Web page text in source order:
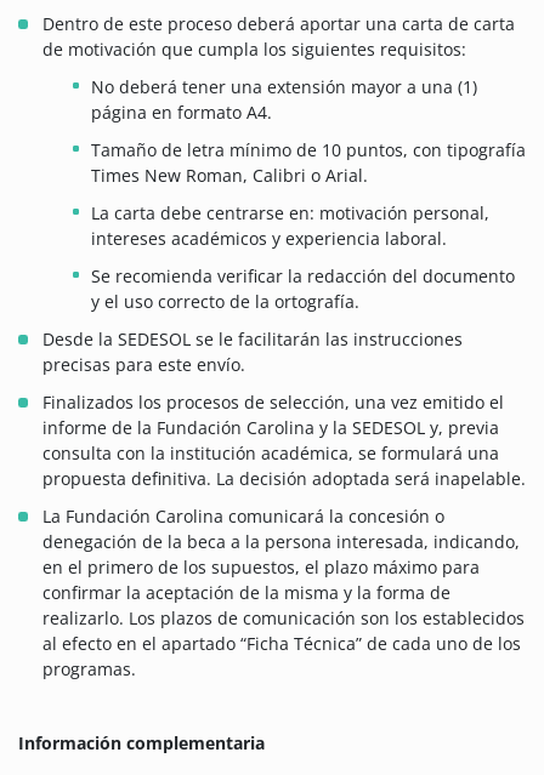
Dentro de este proceso deberá aportar una carta de carta
de motivación que cumpla los siguientes requisitos:
No deberá tener una extensión mayor a una (1)
página en formato A4.
Tamaño de letra mínimo de 10 puntos, con tipografía
Times New Roman, Calibri o Arial.
La carta debe centrarse en: motivación personal,
intereses académicos y experiencia laboral.
Se recomienda verificar la redacción del documento
y el uso correcto de la ortografía.
Desde la SEDESOL se le facilitarán las instrucciones
precisas para este envío.
Finalizados los procesos de selección, una vez emitido el
informe de la Fundación Carolina y la SEDESOL y, previa
consulta con la institución académica, se formulará una
propuesta definitiva. La decisión adoptada será inapelable.
La Fundación Carolina comunicará la concesión o
denegación de la beca a la persona interesada, indicando,
en el primero de los supuestos, el plazo máximo para
confirmar la aceptación de la misma y la forma de
realizarlo. Los plazos de comunicación son los establecidos
al efecto en el apartado “Ficha Técnica” de cada uno de los
programas.
Información complementaria